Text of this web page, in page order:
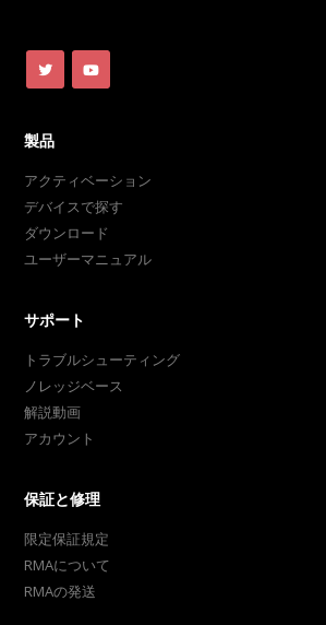
製品
アクティベーション
デバイスで探す
ダウンロード
ユーザーマニュアル
サポート
トラブルシューティング
ノレッジベース
解説動画
アカウント
保証と修理
限定保証規定
RMAについて
RMAの発送